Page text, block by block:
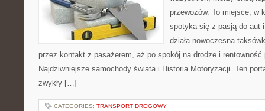
przewozów. To miejsce, w
spotyka się z pasją do aut
działa nowoczesna
przez kontakt z pasażerem, aż po spokój na drodze i
Najdziwniejsze samochody świata i Historia Motoryzacji. Ten
zwykły […]
CATEGORIES: TRANSPORT DROGOWY